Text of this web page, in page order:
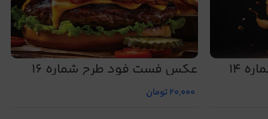
14 عکس فست فود طرح شماره 16
20,000تومان